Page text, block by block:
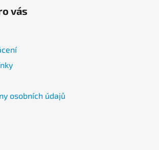
vás
osobních údajů